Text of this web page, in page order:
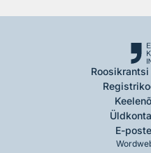
Roosikrantsi
E-post